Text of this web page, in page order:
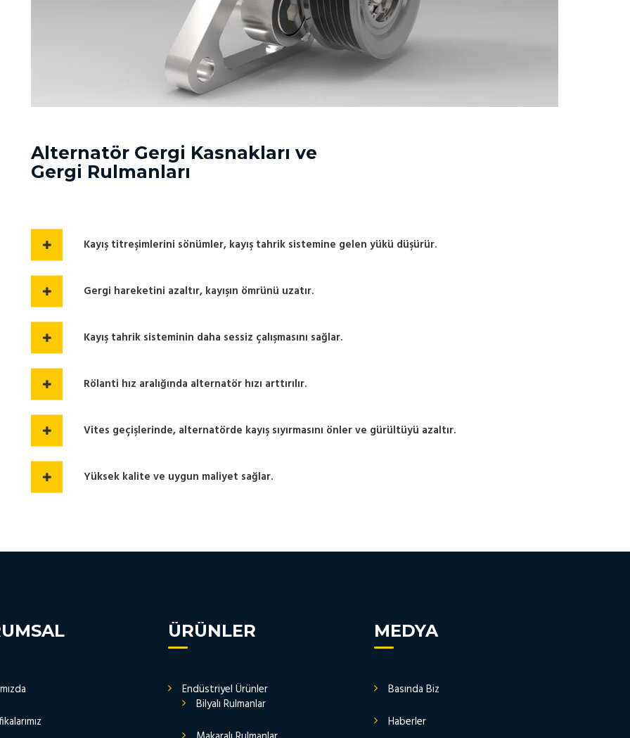
Alternatör Gergi Kasnakları ve
Gergi Rulmanları
Kayış titreşimlerini sönümler, kayış tahrik sistemine gelen yükü düşürür.
Gergi hareketini azaltır, kayışın ömrünü uzatır.
Kayış tahrik sisteminin daha sessiz çalışmasını sağlar.
Rölanti hız aralığında alternatör hızı arttırılır.
Vites geçişlerinde, alternatörde kayış sıyırmasını önler ve gürültüyü azaltır.
Yüksek kalite ve uygun maliyet sağlar.
ÜRÜNLER
Endüstriyel Ürünler
Bilyalı Rulmanlar
MEDYA
Basında Biz
Haberler